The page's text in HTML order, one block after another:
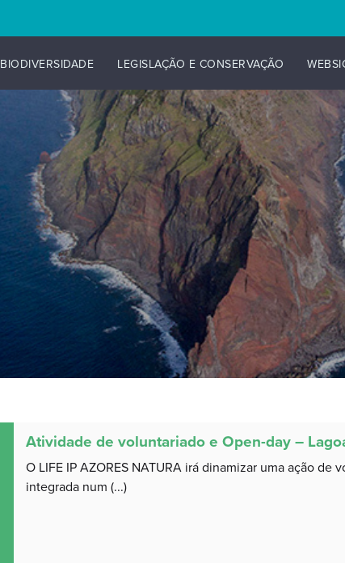
BIODIVERSIDADE LEGISLAÇÃO E CONSERVAÇÃO
Atividade de voluntariado e Open-day –
O LIFE IP AZORES NATURA irá dinamizar uma ação
integrada num (...)